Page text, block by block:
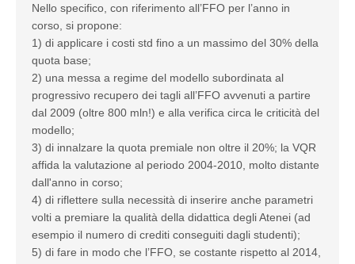
Nello specifico, con riferimento all’FFO per l’anno in
corso, si propone:
1) di applicare i costi std fino a un massimo del 30% della
quota base;
2) una messa a regime del modello subordinata al
progressivo recupero dei tagli all’FFO avvenuti a partire
dal 2009 (oltre 800 mln!) e alla verifica circa le criticità del
modello;
3) di innalzare la quota premiale non oltre il 20%; la VQR
affida la valutazione al periodo 2004-2010, molto distante
dall'anno in corso;
4) di riflettere sulla necessità di inserire anche parametri
volti a premiare la qualità della didattica degli Atenei (ad
esempio il numero di crediti conseguiti dagli studenti);
5) di fare in modo che l’FFO, se costante rispetto al 2014,